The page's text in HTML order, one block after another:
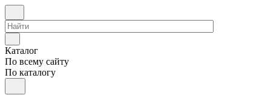
Каталог
По всему сайту
По каталогу